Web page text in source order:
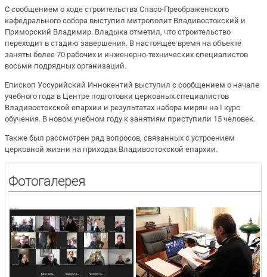
С сообщением о ходе строительства Спасо-Преображенского
кафедрального собора выступил митрополит Владивостокский и
Приморский Владимир. Владыка отметил, что строительство
переходит в стадию завершения. В настоящее время на объекте
заняты более 70 рабочих и инженерно-технических специалистов
восьми подрядных организаций.
Епископ Уссурийский Иннокентий выступил с сообщением о начале
учебного года в Центре подготовки церковных специалистов
Владивостокской епархии и результатах набора мирян на I курс
обучения. В новом учебном году к занятиям приступили 15 человек.
Также был рассмотрен ряд вопросов, связанных с устроением
церковной жизни на приходах Владивостокской епархии.
Фотогалерея